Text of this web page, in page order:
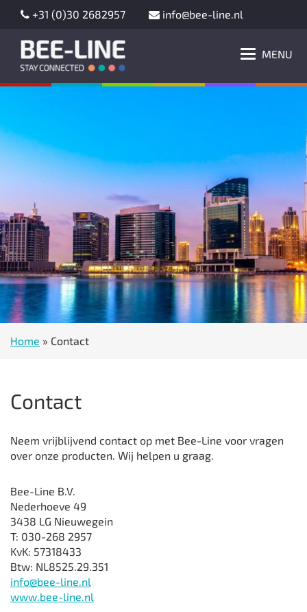
+31 (0)30 2682957 info@bee-line.nl
MENU
Home » Contact
Contact
Neem vrijblijvend contact op met Bee-Line voor vragen
over onze producten. Wij helpen u graag.
Bee-Line B.V.
Nederhoeve 49
3438 LG Nieuwegein
T: 030-268 2957
KvK: 57318433
Btw: NL8525.29.351
info@bee-line.nl
www.bee-line.nl